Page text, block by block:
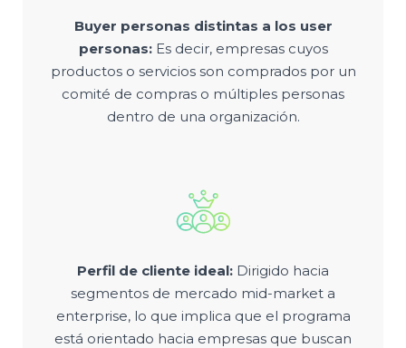
Buyer personas distintas a los user
personas:Es decir, empresas cuyos
productos o servicios son comprados por un
comité de compras o múltiples personas
dentro de una organización.
Perfil de cliente ideal: Dirigido hacia
segmentos de mercado mid-market a
enterprise, lo que implica que el programa
está orientado hacia empresas que buscan